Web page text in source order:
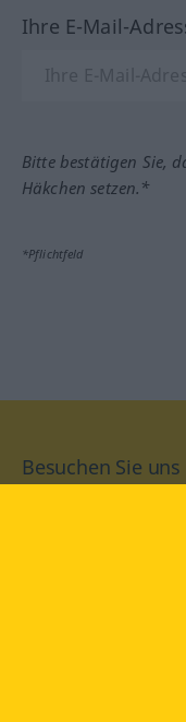
Ihre E-Mail-
Bitte bestätigen Sie,
Häkchen setzen.*
*Pflichtfeld
Besuchen Sie uns